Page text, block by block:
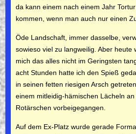
da kann einem nach ei­nem Jahr
kommen, wenn man auch nur einen
Öde Landschaft, immer dasselbe,
sowieso viel zu langweilig. Aber heute
mich das alles nicht im Geringsten
acht Stun­den hatte ich den Spieß
in seinen fetten riesigen Arsch
einem mitleidig-hämi­schen Lächeln
Rotärschen vorbeigegangen.
Auf dem Ex-Platz wurde gerade